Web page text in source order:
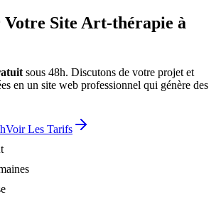
Site Art-thérapie à
sous 48h. Discutons de votre projet et
en un site web professionnel qui génère des
Voir Les Tarifs